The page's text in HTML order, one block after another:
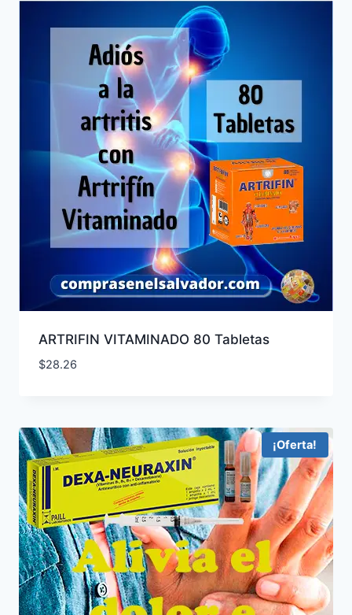
ARTRIFIN VITAMINADO 80 Tabletas
$28.26
¡Oferta!